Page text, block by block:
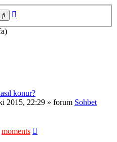
Ara
konur?
2015, 22:29 » forum Sohbet
moments